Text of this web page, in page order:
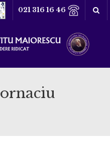
021 316 16 46